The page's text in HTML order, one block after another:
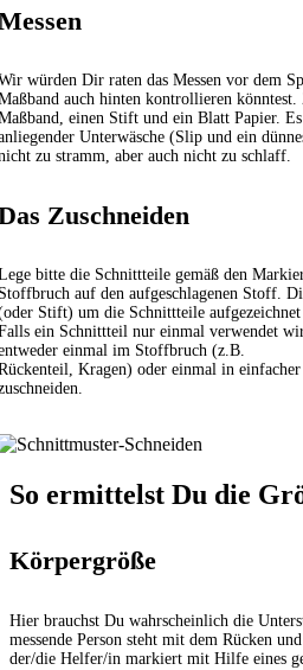
würden Dir raten das Messen vor dem
auch hinten kontrollieren könntest.
einen Stift und ein Blatt Papier.
Unterwäsche (Slip und ein
zu stramm, aber auch nicht zu schlaff.
Zuschneiden
bitte die Schnittteile gemäß den
auf den aufgeschlagenen Stoff.
Stift) um die Schnittteile aufgezeichnet
ein Schnittteil nur einmal verwendet
einmal im Stoffbruch (z.B.
Kragen) oder einmal in
So ermittelst Du die
Körpergröße
Hier brauchst Du wahrscheinlich die
messende Person steht mit dem Rücken
der/die Helfer/in markiert mit Hilfe eines